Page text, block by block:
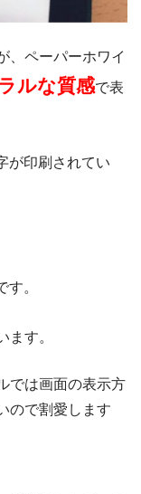
、ペーパーホワイ
ルな質感で表
が印刷されてい
す。
ます。
では画面の表示方
ので割愛します